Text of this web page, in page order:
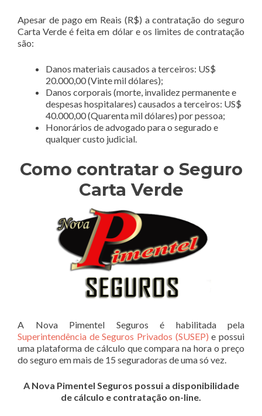
Apesar de pago em Reais (R$) a contratação do seguro
Carta Verde é feita em dólar e os limites de contratação
são:
Danos materiais causados a terceiros: US$
20.000,00 (Vinte mil dólares);
Danos corporais (morte, invalidez permanente e
despesas hospitalares) causados a terceiros: US$
40.000,00 (Quarenta mil dólares) por pessoa;
Honorários de advogado para o segurado e
qualquer custo judicial.
Como contratar o Seguro
Carta Verde
A Nova Pimentel Seguros é habilitada pela
Superintendência de Seguros Privados (SUSEP) e possui
uma plataforma de cálculo que compara na hora o preço
do seguro em mais de 15 seguradoras de uma só vez.
A Nova Pimentel Seguros possui a disponibilidade
de cálculo e contratação on-line.